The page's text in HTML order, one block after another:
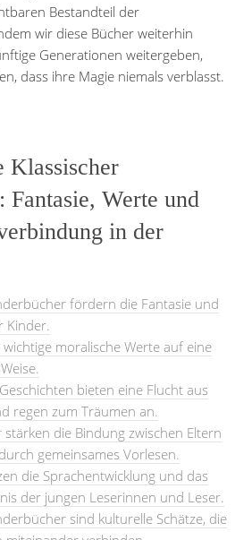
Bestandteil der
wir diese Bücher weiterhin
Generationen weitergeben,
dass ihre Magie niemals verblasst.
Klassischer
Werte und
in der
fördern die Fantasie und
Kinder.
wichtige moralische Werte auf eine
bieten eine Flucht aus
regen zum Träumen an.
die Bindung zwischen Eltern
gemeinsames Vorlesen.
die Sprachentwicklung und das
der jungen Leserinnen und Leser.
sind kulturelle Schätze, die